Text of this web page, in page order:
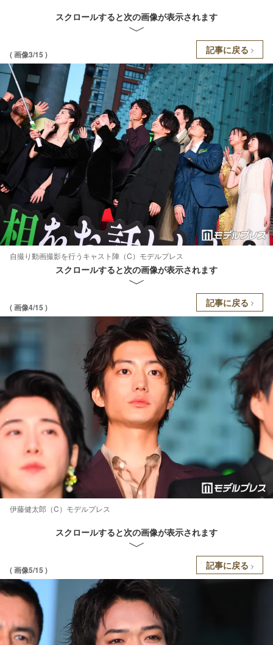
スクロールすると次の画像が表示されます
( 画像3/15 ) 記事に戻る
自撮り動画撮影を行うキャスト陣（C）モデルプレス
スクロールすると次の画像が表示されます
( 画像4/15 ) 記事に戻る
伊藤健太郎（C）モデルプレス
スクロールすると次の画像が表示されます
( 画像5/15 ) 記事に戻る